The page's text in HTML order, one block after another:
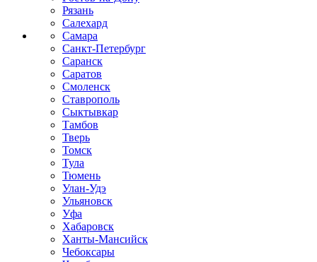
Рязань
Салехард
Самара
Санкт-Петербург
Саранск
Саратов
Смоленск
Ставрополь
Сыктывкар
Тамбов
Тверь
Томск
Тула
Тюмень
Улан-Удэ
Ульяновск
Уфа
Хабаровск
Ханты-Мансийск
Чебоксары